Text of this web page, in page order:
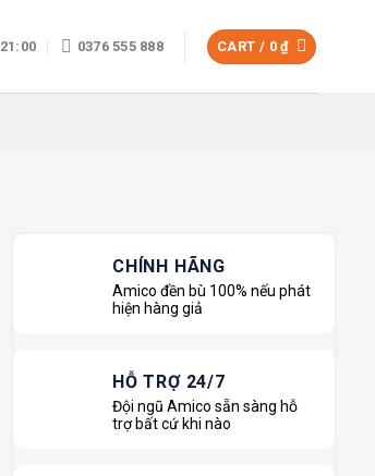
0376 555 888 CART / 0₫
CHÍNH HÃNG
Amico đền bù 100% nếu phát
hiện hàng giả
HỖ TRỢ 24/7
Đội ngũ Amico sẵn sàng hỗ
trợ bất cứ khi nào